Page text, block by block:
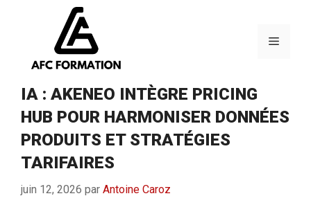
Menu
IA : AKENEO INTÈGRE PRICING
HUB POUR HARMONISER DONNÉES
PRODUITS ET STRATÉGIES
TARIFAIRES
juin 12, 2026 par Antoine Caroz